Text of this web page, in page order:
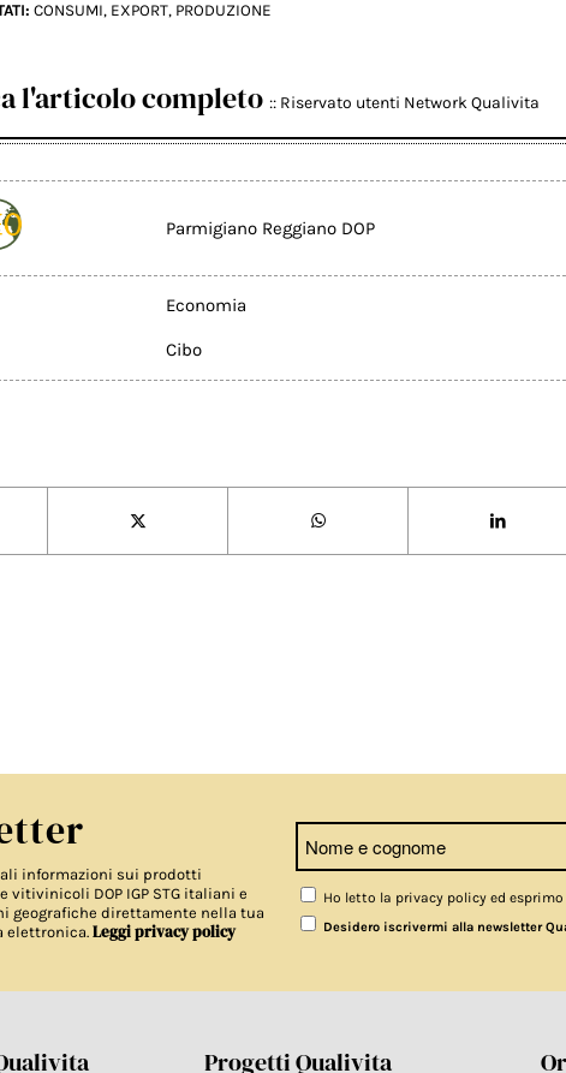
CONSUMI, EXPORT, PRODUZIONE
l'articolo completo :: Riservato utenti Network Qualivita
Parmigiano Reggiano DOP
Economia
Cibo
informazioni sui prodotti
vitivinicoli DOP IGP STG italiani e
geografiche direttamente nella tua
elettronica. Leggi privacy policy
Ho letto la privacy policy ed
Desidero iscrivermi alla newsletter
Progetti Qualivita